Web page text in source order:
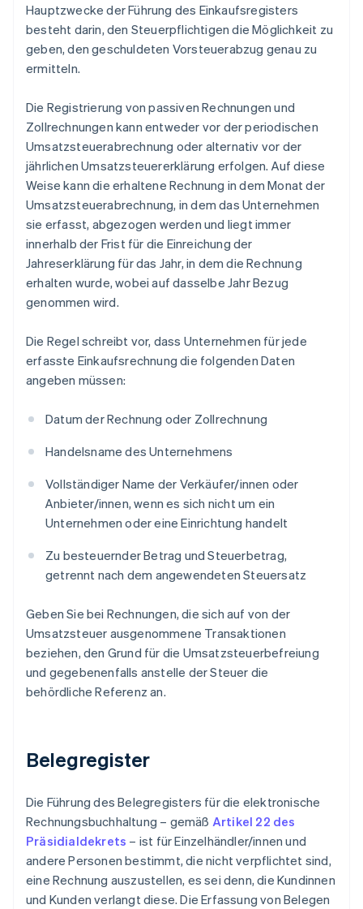
Hauptzwecke der Führung des Einkaufsregisters
besteht darin, den Steuerpflichtigen die Möglichkeit zu
geben, den geschuldeten Vorsteuerabzug genau zu
ermitteln.
Die Registrierung von passiven Rechnungen und
Zollrechnungen kann entweder vor der periodischen
Umsatzsteuerabrechnung oder alternativ vor der
jährlichen Umsatzsteuererklärung erfolgen. Auf diese
Weise kann die erhaltene Rechnung in dem Monat der
Umsatzsteuerabrechnung, in dem das Unternehmen
sie erfasst, abgezogen werden und liegt immer
innerhalb der Frist für die Einreichung der
Jahreserklärung für das Jahr, in dem die Rechnung
erhalten wurde, wobei auf dasselbe Jahr Bezug
genommen wird.
Die Regel schreibt vor, dass Unternehmen für jede
erfasste Einkaufsrechnung die folgenden Daten
angeben müssen:
Datum der Rechnung oder Zollrechnung
Handelsname des Unternehmens
Vollständiger Name der Verkäufer/innen oder
Anbieter/innen, wenn es sich nicht um ein
Unternehmen oder eine Einrichtung handelt
Zu besteuernder Betrag und Steuerbetrag,
getrennt nach dem angewendeten Steuersatz
Geben Sie bei Rechnungen, die sich auf von der
Umsatzsteuer ausgenommene Transaktionen
beziehen, den Grund für die Umsatzsteuerbefreiung
und gegebenenfalls anstelle der Steuer die
behördliche Referenz an.
Belegregister
Die Führung des Belegregisters für die elektronische
Rechnungsbuchhaltung – gemäß Artikel 22 des
Präsidialdekrets – ist für Einzelhändler/innen und
andere Personen bestimmt, die nicht verpflichtet sind,
eine Rechnung auszustellen, es sei denn, die Kundinnen
und Kunden verlangt diese. Die Erfassung von Belegen